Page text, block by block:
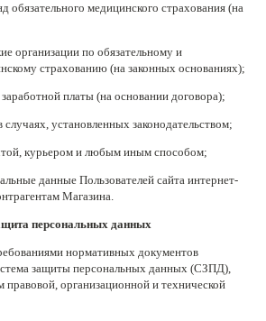
обязательного медицинского страхования (на
организации по обязательному и
страхованию (на законных основаниях);
платы (на основании договора);
установленных законодательством;
курьером и любым иным способом;
данные Пользователей сайта интернет-
Магазина.
персональных данных
нормативных документов
защиты персональных данных (СЗПД),
правовой, организационной и технической